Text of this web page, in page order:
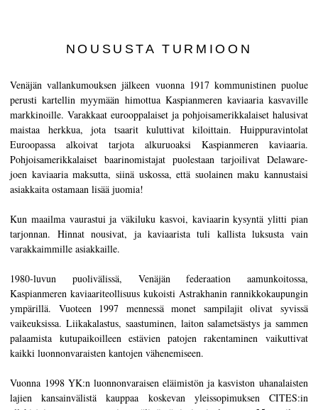
NOUSUSTA TURMIOON
Venäjän vallankumouksen jälkeen vuonna 1917 kommunistinen puolue
perusti kartellin myymään himottua Kaspianmeren kaviaaria kasvaville
markkinoille. Varakkaat eurooppalaiset ja pohjoisamerikkalaiset halusivat
maistaa herkkua, jota tsaarit kuluttivat kiloittain. Huippuravintolat
Euroopassa alkoivat tarjota alkuruoaksi Kaspianmeren kaviaaria.
Pohjoisamerikkalaiset baarinomistajat puolestaan tarjoilivat Delaware-
joen kaviaaria maksutta, siinä uskossa, että suolainen maku kannustaisi
asiakkaita ostamaan lisää juomia!
Kun maailma vaurastui ja väkiluku kasvoi, kaviaarin kysyntä ylitti pian
tarjonnan. Hinnat nousivat, ja kaviaarista tuli kallista luksusta vain
varakkaimmille asiakkaille.
1980-luvun puolivälissä, Venäjän federaation aamunkoitossa,
Kaspianmeren kaviaariteollisuus kukoisti Astrakhanin rannikkokaupungin
ympärillä. Vuoteen 1997 mennessä monet sampilajit olivat syvissä
vaikeuksissa. Liikakalastus, saastuminen, laiton salametsästys ja sammen
palaamista kutupaikoilleen estävien patojen rakentaminen vaikuttivat
kaikki luonnonvaraisten kantojen vähenemiseen.
Vuonna 1998 YK:n luonnonvaraisen eläimistön ja kasviston uhanalaisten
lajien kansainvälistä kauppaa koskevan yleissopimuksen CITES:in